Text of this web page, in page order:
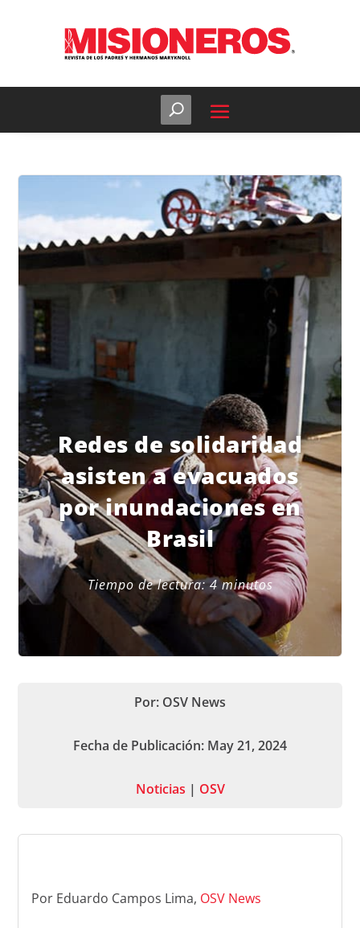
Redes de solidaridad
asisten a evacuados
por inundaciones en
Brasil
Tiempo de lectura: 4 minutos
Por: OSV News
Fecha de Publicación: May 21, 2024
Noticias | OSV
Por Eduardo Campos Lima, OSV News